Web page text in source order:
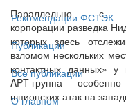
Рекомендации ФСТЭК
Публикации
Все публикации
О главном
Параллельно с
корпорации разведка
которых здесь
взломом нескольких
контактных данных» у
APT-группа
шпионских атак на